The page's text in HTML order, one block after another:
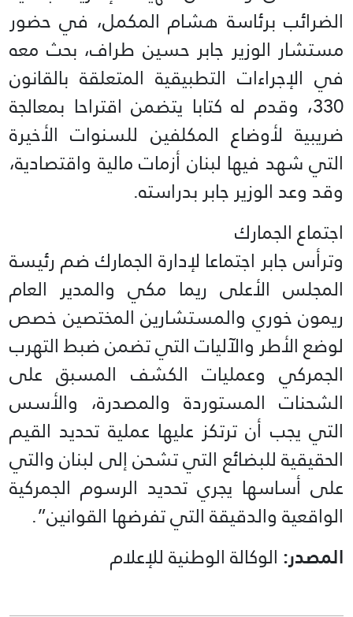
الضرائب برئاسة هشام المكمل، في حضور
مستشار الوزير جابر حسين طراف، بحث معه
في الإجراءات التطبيقية المتعلقة بالقانون
330، وقدم له كتابا يتضمن اقتراحا بمعالجة
ضريبية لأوضاع المكلفين للسنوات الأخيرة
التي شهد فيها لبنان أزمات مالية واقتصادية،
وقد وعد الوزير جابر بدراسته.
اجتماع الجمارك
وترأس جابر اجتماعا لإدارة الجمارك ضم رئيسة
المجلس الأعلى ريما مكي والمدير العام
ريمون خوري والمستشارين المختصين خصص
لوضع الأطر والآليات التي تضمن ضبط التهرب
الجمركي وعمليات الكشف المسبق على
الشحنات المستوردة والمصدرة، والأسس
التي يجب أن ترتكز عليها عملية تحديد القيم
الحقيقية للبضائع التي تشحن إلى لبنان والتي
على أساسها يجري تحديد الرسوم الجمركية
الواقعية والدقيقة التي تفرضها القوانين”.
المصدر: الوكالة الوطنية للإعلام